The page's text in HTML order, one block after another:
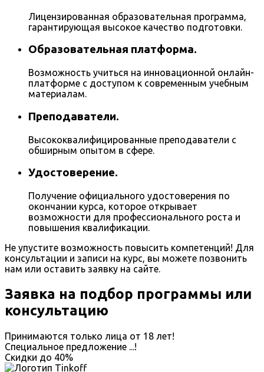
Лицензированная образовательная программа,
гарантирующая высокое качество подготовки.
Образовательная платформа.
Возможность учиться на инновационной онлайн-
платформе с доступом к современным учебным
материалам.
Преподаватели.
Высококвалифицированные преподаватели с
обширным опытом в сфере.
Удостоверение.
Получение официального удостоверения по
окончании курса, которое открывает
возможности для профессионального роста и
повышения квалификации.
Не упустите возможность повысить компетенций! Для
консультации и записи на курс, вы можете позвонить
нам или оставить заявку на сайте.
Заявка на подбор программы или
консультацию
Принимаются только лица от 18 лет!
Специальное предложение ...!
Скидки до 40%